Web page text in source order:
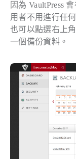
因為 VaultPress
用者不用進行任
也可以點選右上角
一個備份資料。